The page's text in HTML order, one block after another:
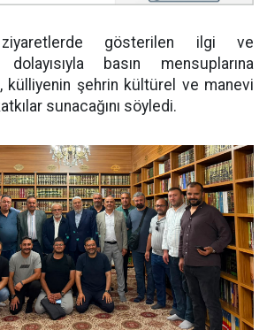
ziyaretlerde gösterilen ilgi ve
basın mensuplarına
külliyenin şehrin kültürel ve manevi
sunacağını söyledi.